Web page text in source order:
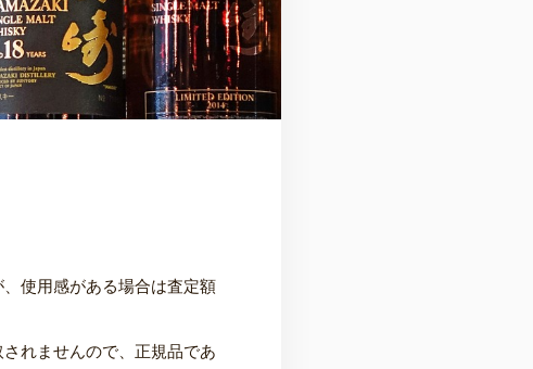
使用感がある場合は査定額
れませんので、正規品であ